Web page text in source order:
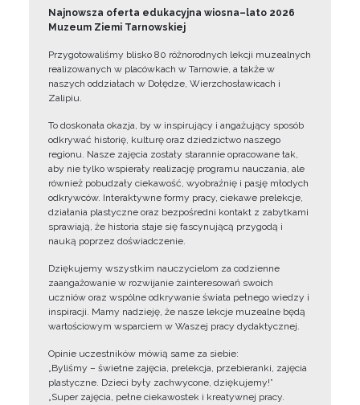
Najnowsza oferta edukacyjna wiosna–lato 2026
Muzeum Ziemi Tarnowskiej
Przygotowaliśmy blisko 80 różnorodnych lekcji muzealnych
realizowanych w placówkach w Tarnowie, a także w
naszych oddziałach w Dołędze, Wierzchosławicach i
Zalipiu.
To doskonała okazja, by w inspirujący i angażujący sposób
odkrywać historię, kulturę oraz dziedzictwo naszego
regionu. Nasze zajęcia zostały starannie opracowane tak,
aby nie tylko wspierały realizację programu nauczania, ale
również pobudzały ciekawość, wyobraźnię i pasję młodych
odkrywców. Interaktywne formy pracy, ciekawe prelekcje,
działania plastyczne oraz bezpośredni kontakt z zabytkami
sprawiają, że historia staje się fascynującą przygodą i
nauką poprzez doświadczenie.
Dziękujemy wszystkim nauczycielom za codzienne
zaangażowanie w rozwijanie zainteresowań swoich
uczniów oraz wspólne odkrywanie świata pełnego wiedzy i
inspiracji. Mamy nadzieję, że nasze lekcje muzealne będą
wartościowym wsparciem w Waszej pracy dydaktycznej.
Opinie uczestników mówią same za siebie:
„Byliśmy – świetne zajęcia, prelekcja, przebieranki, zajęcia
plastyczne. Dzieci były zachwycone, dziękujemy!”
„Super zajęcia, pełne ciekawostek i kreatywnej pracy.